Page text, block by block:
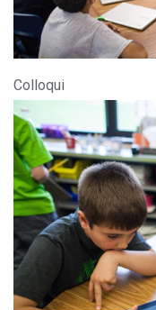
Colloqui